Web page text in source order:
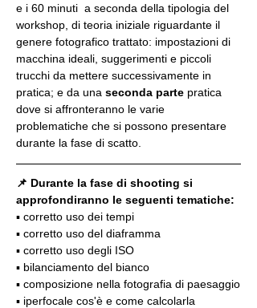
e i 60 minuti  a seconda della tipologia del
workshop, di teoria iniziale riguardante il
genere fotografico trattato: impostazioni di
macchina ideali, suggerimenti e piccoli
trucchi da mettere successivamente in
pratica; e da una seconda parte pratica
dove si affronteranno le varie
problematiche che si possono presentare
durante la fase di scatto.
📌 Durante la fase di shooting si
approfondiranno le seguenti tematiche:
▪️ corretto uso dei tempi
▪️ corretto uso del diaframma
▪️ corretto uso degli ISO
▪️ bilanciamento del bianco
▪️ composizione nella fotografia di paesaggio
▪️ iperfocale cos'è e come calcolarla